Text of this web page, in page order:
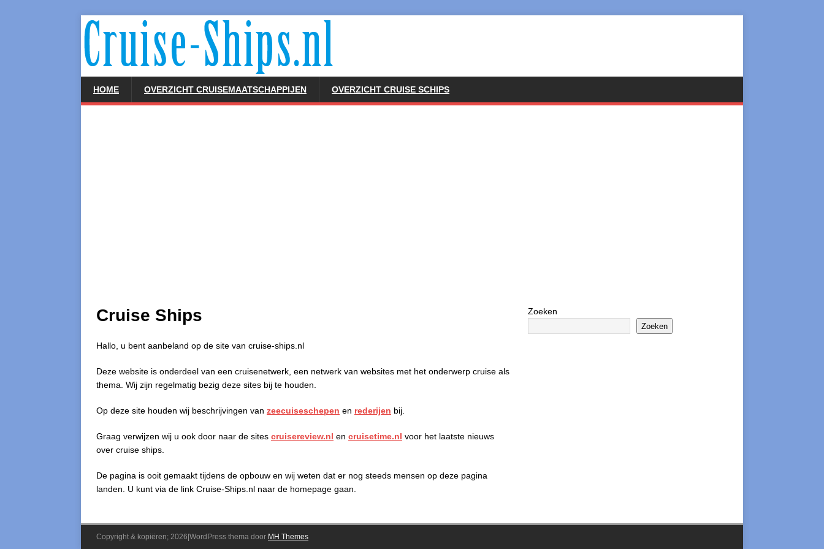
HOME OVERZICHT CRUISEMAATSCHAPPIJEN OVERZICHT CRUISE SCHIPS
Cruise Ships
Hallo, u bent aanbeland op de site van cruise-ships.nl
Deze website is onderdeel van een cruisenetwerk, een netwerk van websites met het onderwerp cruise als
thema. Wij zijn regelmatig bezig deze sites bij te houden.
Op deze site houden wij beschrijvingen van zeecuiseschepen en rederijen bij.
Graag verwijzen wij u ook door naar de sites cruisereview.nl en cruisetime.nl voor het laatste nieuws
over cruise ships.
De pagina is ooit gemaakt tijdens de opbouw en wij weten dat er nog steeds mensen op deze pagina
landen. U kunt via de link Cruise-Ships.nl naar de homepage gaan.
Zoeken
Zoeken
Copyright & kopiëren; 2026|WordPress thema door MH Themes